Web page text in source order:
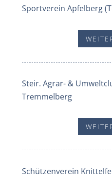
Sportverein Apfelberg
Steir. Agrar- &
Tremmelberg
Schützenverein